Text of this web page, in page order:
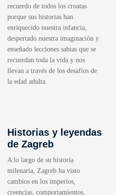
recuerdo de todos los croatas
porque sus historias han
enriquecido nuestra infancia,
despertado nuestra imaginación y
enseñado lecciones sabias que se
recuerdan toda la vida y nos
llevan a través de los desafíos de
la edad adulta.
Historias y leyendas
de Zagreb
A lo largo de su historia
milenaria, Zagreb ha visto
cambios en los imperios,
creencias, comportamientos,